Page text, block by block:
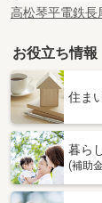
高松琴平電鉄長
お役立ち情報
住ま
暮ら
(補助